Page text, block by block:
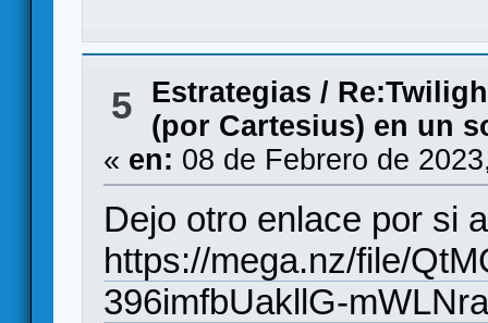
5 Estrategias /
(por Cartesius) en un
« en: 08 de Febrero de
Dejo otro enlace por si
https://mega.nz/file/
396imfbUakllG-